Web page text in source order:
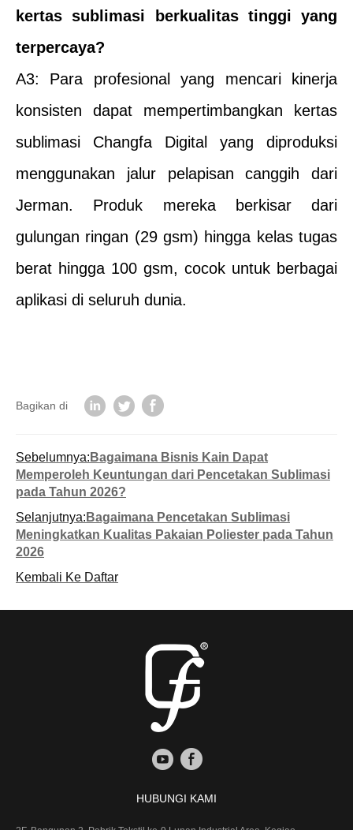
kertas sublimasi berkualitas tinggi yang
terpercaya?
A3: Para profesional yang mencari kinerja
konsisten dapat mempertimbangkan kertas
sublimasi Changfa Digital yang diproduksi
menggunakan jalur pelapisan canggih dari
Jerman. Produk mereka berkisar dari
gulungan ringan (29 gsm) hingga kelas tugas
berat hingga 100 gsm, cocok untuk berbagai
aplikasi di seluruh dunia.
Bagikan di
Sebelumnya: Bagaimana Bisnis Kain Dapat
Memperoleh Keuntungan dari Pencetakan Sublimasi
pada Tahun 2026?
Selanjutnya: Bagaimana Pencetakan Sublimasi
Meningkatkan Kualitas Pakaian Poliester pada Tahun
2026
Kembali Ke Daftar
HUBUNGI KAMI